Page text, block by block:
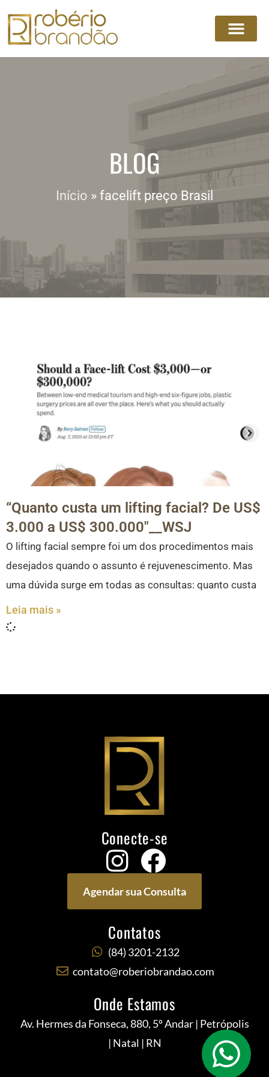
BLOG
Início » facelift preço Brasil
“Quanto custa um lifting facial? De US$
3.000 a US$ 300.000″__WSJ
O lifting facial sempre foi um dos procedimentos mais
desejados quando o assunto é rejuvenescimento. Mas
uma dúvida surge em todas as consultas: quanto custa
Leia mais »
Conecte-se
Agendar sua Consulta
Contatos
(84) 3201-2132
contato@roberiobrandao.com
Onde Estamos
Av. Hermes da Fonseca, 880, 5º Andar | Petrópolis
| Natal | RN